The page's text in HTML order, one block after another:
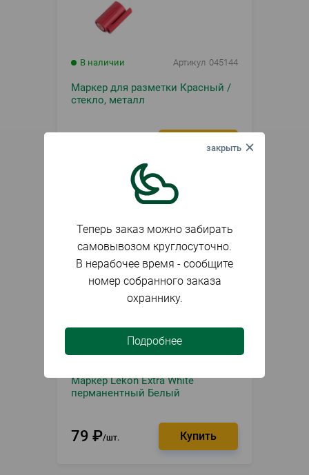
В наличии Артикул 045144
Маркер для разметки Красный /
стекло, металл
В наличии Артикул 078182
Маркер Lekon Extra White
перманентный Белый
79 ₽ шт.
Теперь заказ можно забирать
самовывозом круглосуточно.
В нерабочее время - сообщите
номер собранного заказа
охраннику.
Подробнее